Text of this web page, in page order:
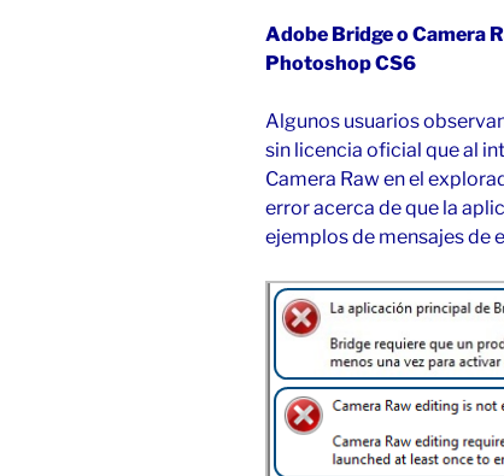
Adobe Bridge o Camera
Photoshop CS6
Algunos usuarios
sin licencia oficial que al
Camera Raw en el
error acerca de que la
ejemplos de mensajes de